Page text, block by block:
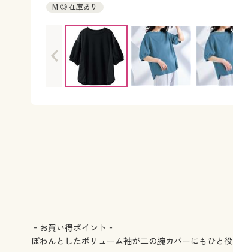
M ◎ 在庫あり
‐お買い得ポイント‐
ぽわんとしたボリューム袖が二の腕カバーにもひと役